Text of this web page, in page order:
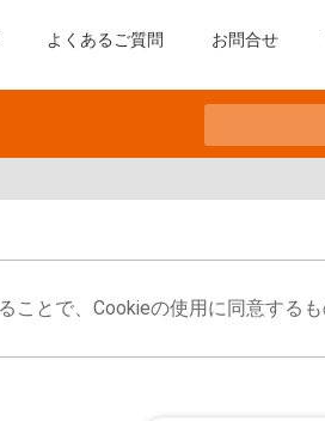
よくあるご質問 お問合せ